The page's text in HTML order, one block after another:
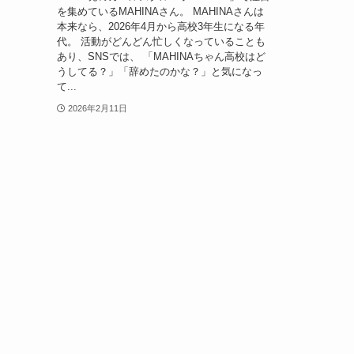
を集めているMAHINAさん。 MAHINAさんは
本来なら、2026年4月から高校3年生になる年
代。 活動がどんどん忙しくなっていることも
あり、SNSでは、 「MAHINAちゃん高校はど
うしてる？」「辞めたのかな？」と気になっ
て...
2026年2月11日